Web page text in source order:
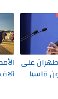
طهران على
قاسيا